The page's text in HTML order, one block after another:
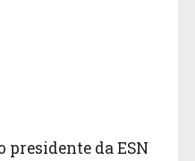
da ESN